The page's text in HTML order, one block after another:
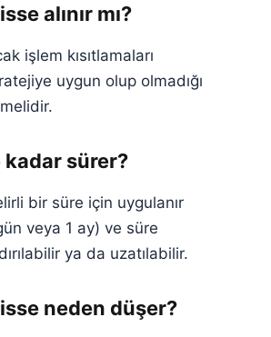
alınır mı?
işlem kısıtlamaları
uygun olup olmadığı
kadar sürer?
bir süre için uygulanır
veya 1 ay) ve süre
ya da uzatılabilir.
neden düşer?